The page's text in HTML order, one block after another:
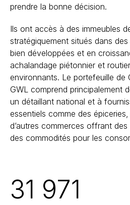
prendre la bonne décision.
Ils ont accès à des immeubles
stratégiquement situés dans
bien développées et en
achalandage piétonnier et
environnants. Le portefeuille de
GWL comprend principalement
un détaillant national et à
essentiels comme des
d’autres commerces offrant
des commodités pour les
31 971